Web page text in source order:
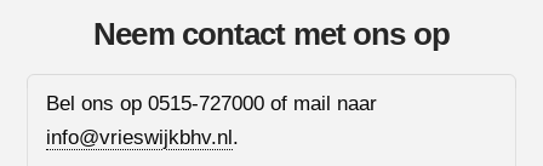
Neem contact met ons op
Bel ons op 0515-727000 of mail naar
info@vrieswijkbhv.nl .